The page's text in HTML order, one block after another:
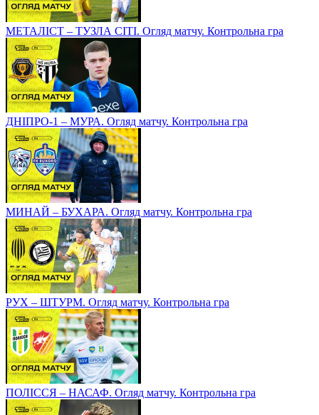
МЕТАЛІСТ – ТУЗЛА СІТІ. Огляд матчу. Контрольна гра
ДНІПРО-1 – МУРА. Огляд матчу. Контрольна гра
МИНАЙ – БУХАРА. Огляд матчу. Контрольна гра
РУХ – ШТУРМ. Огляд матчу. Контрольна гра
ПОЛІССЯ – НАСАФ. Огляд матчу. Контрольна гра